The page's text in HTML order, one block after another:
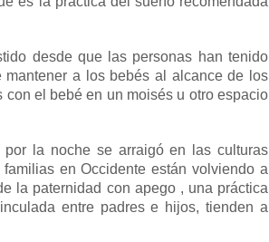
desde que las personas han tenido
a los bebés al alcance de los
con el bebé en un moisés u otro espacio
la noche se arraigó en las culturas
en Occidente están volviendo a
la paternidad con apego, una práctica
entre padres e hijos, tienden a